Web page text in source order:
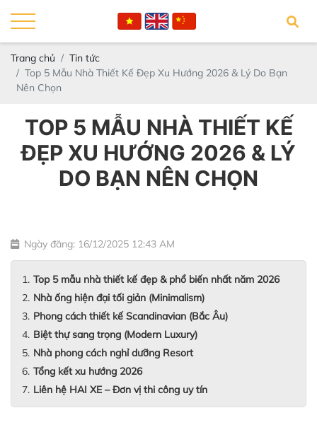
Trang chủ
Tin tức
Top 5 Mẫu Nhà Thiết Kế Đẹp Xu Hướng 2026 & Lý Do Bạn
Nên Chọn
TOP 5 MẪU NHÀ THIẾT KẾ
ĐẸP XU HƯỚNG 2026 & LÝ
DO BẠN NÊN CHỌN
Ngày đăng: 16/12/2025 12:43 AM
Top 5 mẫu nhà thiết kế đẹp & phổ biến nhất năm 2026
Nhà ống hiện đại tối giản (Minimalism)
Phong cách thiết kế Scandinavian (Bắc Âu)
Biệt thự sang trọng (Modern Luxury)
Nhà phong cách nghỉ dưỡng Resort
Tổng kết xu hướng 2026
Liên hệ HAI XE – Đơn vị thi công uy tín